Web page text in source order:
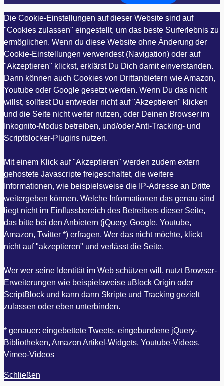
Die Cookie-Einstellungen auf dieser Website sind auf
"Cookies zulassen" eingestellt, um das beste Surferlebnis zu
ermöglichen. Wenn du diese Website ohne Änderung der
Cookie-Einstellungen verwendest (Navigation) oder auf
"Akzeptieren" klickst, erklärst Du Dich damit einverstanden.
Dann können auch Cookies von Drittanbietern wie Amazon,
Youtube oder Google gesetzt werden. Wenn Du das nicht
willst, solltest Du entweder nicht auf "Akzeptieren" klicken
und die Seite nicht weiter nutzen, oder Deinen Browser im
Inkognito-Modus betreiben, und/oder Anti-Tracking- und
Scriptblocker-Plugins nutzen.
Mit einem Klick auf "Akzeptieren" werden zudem extern
gehostete Javascripte freigeschaltet, die weitere
Informationen, wie beispielsweise die IP-Adresse an Dritte
weitergeben können. Welche Informationen das genau sind
liegt nicht im Einflussbereich des Betreibers dieser Seite,
das bitte bei den Anbietern (jQuery, Google, Youtube,
Amazon, Twitter *) erfragen. Wer das nicht möchte, klickt
nicht auf "akzeptieren" und verlässt die Seite.
Wer wer seine Identität im Web schützen will, nutzt Browser-
Erweiterungen wie beispielsweise uBlock Origin oder
ScriptBlock und kann dann Skripte und Tracking gezielt
zulassen oder eben unterbinden.
* genauer: eingebettete Tweets, eingebundene jQuery-
Bibliotheken, Amazon Artikel-Widgets, Youtube-Videos,
Vimeo-Videos
Schließen